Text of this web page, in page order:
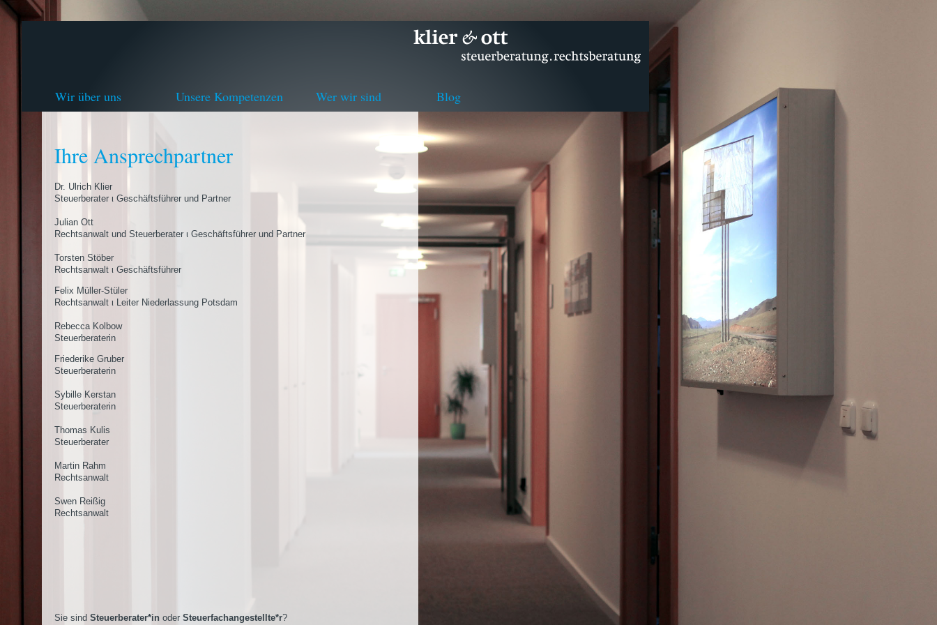
Wir über uns Unsere Kompetenzen Wer wir sind Blog
Ihre Ansprechpartner
Dr. Ulrich Klier
Steuerberater ι Geschäftsführer und Partner
Julian Ott
Rechtsanwalt und Steuerberater ι Geschäftsführer und Partner
Torsten Stöber
Rechtsanwalt ι Geschäftsführer
Felix Müller-Stüler
Rechtsanwalt ι Leiter Niederlassung Potsdam
Rebecca Kolbow
Steuerberaterin
Friederike Gruber
Steuerberaterin
Sybille Kerstan
Steuerberaterin
Thomas Kulis
Steuerberater
Martin Rahm
Rechtsanwalt
Swen Reißig
Rechtsanwalt
Sie sind Steuerberater*in oder Steuerfachangestellte*r?